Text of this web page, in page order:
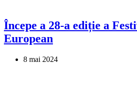
Începe a 28-a ediție a
European
8 mai 2024